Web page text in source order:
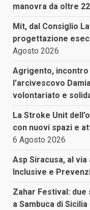
manovra da oltre
Mit, dal Consiglio
progettazione
Agosto 2026
Agrigento, incontro
l’arcivescovo
volontariato e
La Stroke Unit
con nuovi spazi e
6 Agosto 2026
Asp Siracusa, al
Inclusive e
Zahar Festival:
a Sambuca di Sicilia